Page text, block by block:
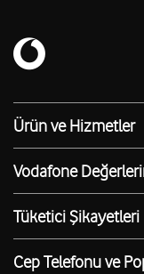
Ürün ve Hizmetler
Yanımda
Vodafone 4.5G
Ürünler
Toptan
TOBi
Vodafone
Sosyal Destek
Erişilebilir
E-Atık Geri
Tüketici Şikayetleri
Şikayet Talebi
Borç Alacak
Cep Telefonu ve